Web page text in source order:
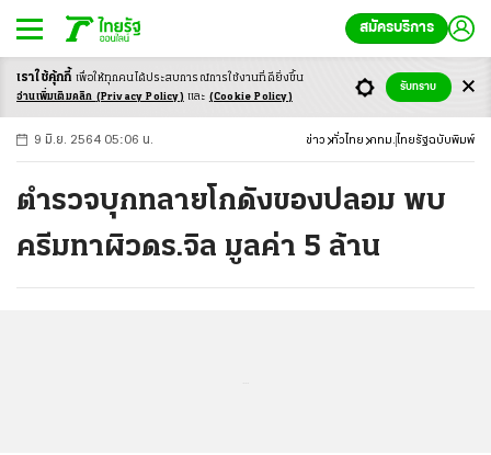
สมัครบริการ
-ก ก ก+
9 มิ.ย. 2564 05:06 น. ข่าว ทั่วไทย กทม. ไทยรัฐฉบับพิมพ์
ตำรวจบุกทลายโกดังของปลอม พบ
ครีมทาผิวดร.จิล มูลค่า 5 ล้าน
เราใช้คุ้กกี้ เพื่อให้ทุกคนได้ประสบการณ์การใช้งานที่ดียิ่งขึ้น
อ่านเพิ่มเติมคลิก (Privacy Policy) และ (Cookie Policy)
รับทราบ